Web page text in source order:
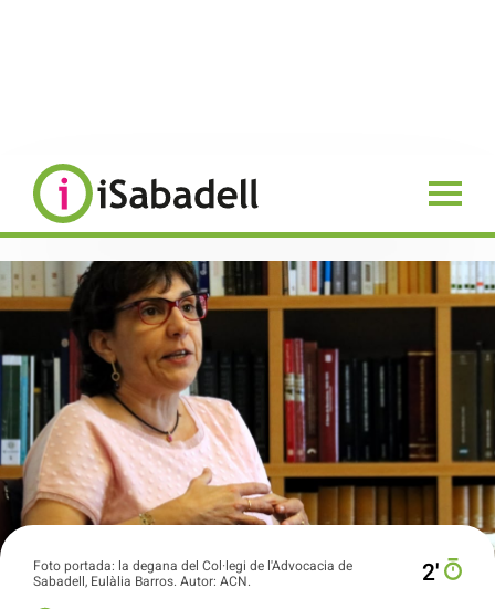
Foto portada: la degana del Col·legi de l'Advocacia de
Sabadell, Eulàlia Barros. Autor: ACN.
2′